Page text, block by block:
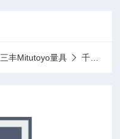
三丰Mitutoyo量具 千分表